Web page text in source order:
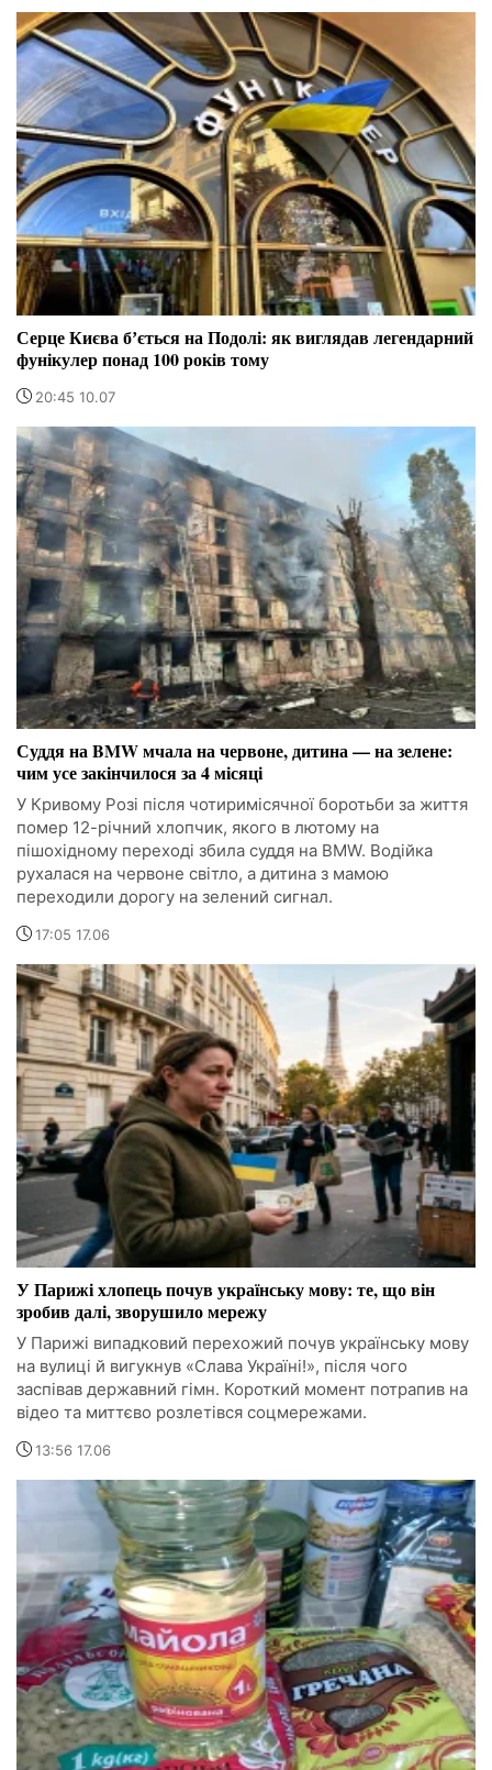
Серце Києва бʼється на Подолі: як виглядав легендарний
фунікулер понад 100 років тому
20:45 10.07
Суддя на BMW мчала на червоне, дитина — на зелене:
чим усе закінчилося за 4 місяці
У Кривому Розі після чотиримісячної боротьби за життя
помер 12-річний хлопчик, якого в лютому на
пішохідному переході збила суддя на BMW. Водійка
рухалася на червоне світло, а дитина з мамою
переходили дорогу на зелений сигнал.
17:05 17.06
У Парижі хлопець почув українську мову: те, що він
зробив далі, зворушило мережу
У Парижі випадковий перехожий почув українську мову
на вулиці й вигукнув «Слава Україні!», після чого
заспівав державний гімн. Короткий момент потрапив на
відео та миттєво розлетівся соцмережами.
13:56 17.06